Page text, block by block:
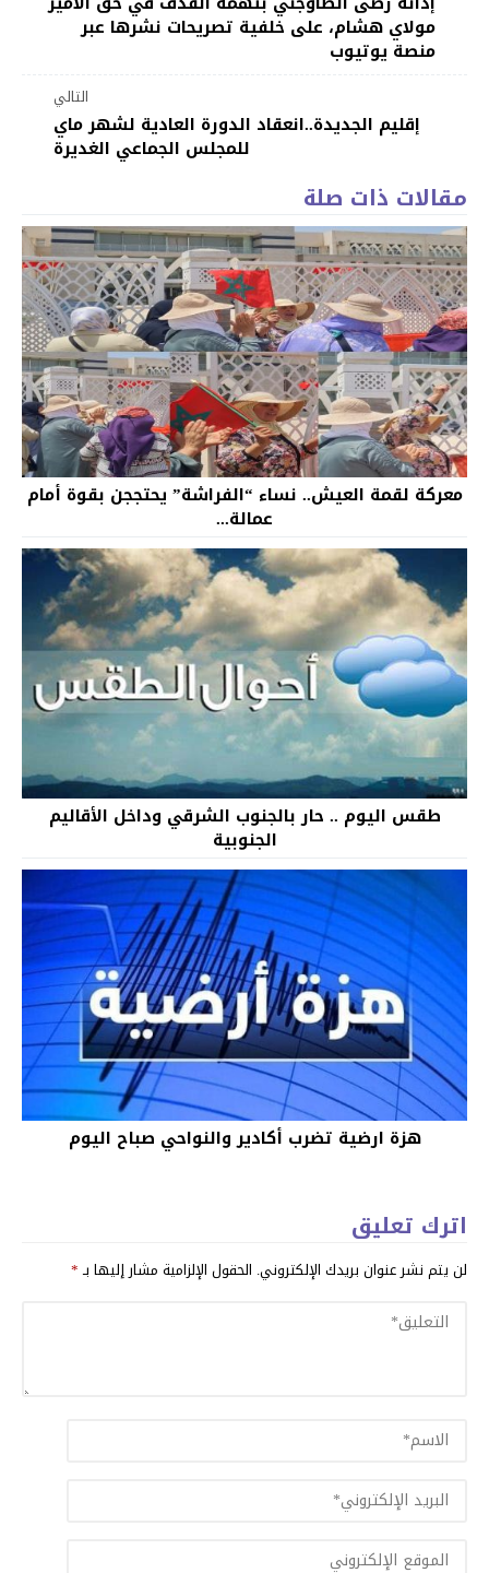
مولاي هشام، على خلفية تصريحات نشرها عبر
منصة يوتيوب
التالي
إقليم الجديدة..انعقاد الدورة العادية لشهر ماي
للمجلس الجماعي الغديرة
مقالات ذات صلة
معركة لقمة العيش.. نساء “الفراشة” يحتججن بقوة أمام
عمالة...
طقس اليوم .. حار بالجنوب الشرقي وداخل الأقاليم
الجنوبية
هزة ارضية تضرب أكادير والنواحي صباح اليوم
اترك تعليق
لن يتم نشر عنوان بريدك الإلكتروني. الحقول الإلزامية مشار إليها بـ*